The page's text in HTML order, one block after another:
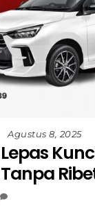
Agustus 8, 2025